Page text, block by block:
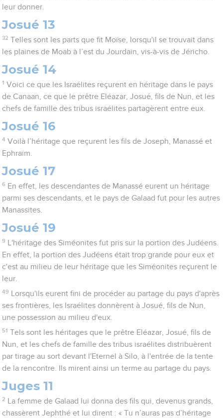
leur donner.
Josué 13
32 Telles sont les parts que fit Moïse, lorsqu'il se trouvait dans
les plaines de Moab à l’est du Jourdain, vis-à-vis de Jéricho.
Josué 14
1 Voici ce que les Israélites reçurent en héritage dans le pays
de Canaan, ce que le prêtre Eléazar, Josué, fils de Nun, et les
chefs de famille des tribus israélites partagèrent entre eux.
Josué 16
4 Voilà l’héritage que reçurent les fils de Joseph, Manassé et
Ephraïm.
Josué 17
6 En effet, les descendantes de Manassé eurent un héritage
parmi ses descendants, et le pays de Galaad fut pour les autres
Manassites.
Josué 19
9
L'héritage des Siméonites fut pris sur la portion des Judéens.
En effet, la portion des Judéens était trop grande pour eux et
c'est au milieu de leur héritage que les Siméonites reçurent le
leur.
49
Lorsqu'ils eurent fini de procéder au partage du pays d'après
ses frontières, les Israélites donnèrent à Josué, fils de Nun,
une possession au milieu d'eux.
51 Tels sont les héritages que le prêtre Eléazar, Josué, fils de
Nun, et les chefs de famille des tribus israélites distribuèrent
par tirage au sort devant l'Eternel à Silo, à l'entrée de la tente
de la rencontre. Ils mirent ainsi un terme au partage du pays.
Juges 11
2
La femme de Galaad lui donna des fils qui, devenus grands,
chassèrent Jephthé et lui dirent : « Tu n’auras pas d’héritage